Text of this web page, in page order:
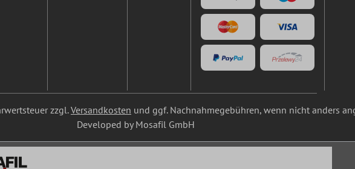
zzgl.Versandkosten und ggf. Nachnahmegebühren, wenn nicht anders
Developed by Mosafil GmbH